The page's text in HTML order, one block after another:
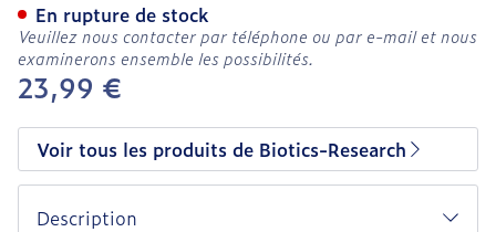
23,99 €
En rupture de stock
Veuillez nous contacter par téléphone ou par e-mail et nous
examinerons ensemble les possibilités.
Voir tous les produits de Biotics-Research
Description